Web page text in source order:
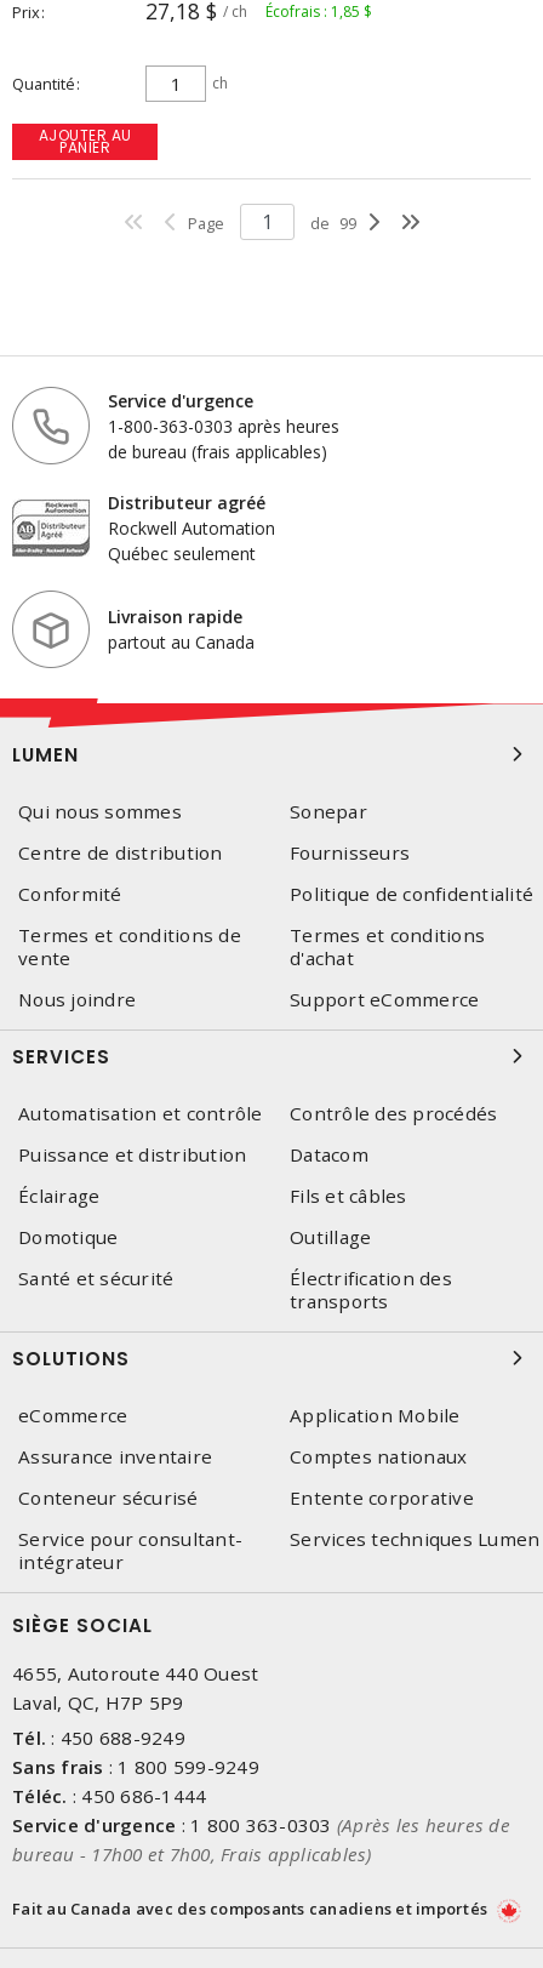
Prix 27,18 $ / ch Écofrais : 1,85 $
Quantité ch
AJOUTER AU
PANIER
Page de 99
Service d'urgence
1-800-363-0303 après heures
de bureau (frais applicables)
Distributeur agréé
Rockwell Automation
Québec seulement
Livraison rapide
partout au Canada
LUMEN
Qui nous sommes
Sonepar
Centre de distribution
Fournisseurs
Conformité
Politique de confidentialité
Termes et conditions de
vente
Termes et conditions
d'achat
Nous joindre
Support eCommerce
SERVICES
Automatisation et contrôle
Contrôle des procédés
Puissance et distribution
Datacom
Éclairage
Fils et câbles
Domotique
Outillage
Santé et sécurité
Électrification des
transports
SOLUTIONS
eCommerce
Application Mobile
Assurance inventaire
Comptes nationaux
Conteneur sécurisé
Entente corporative
Service pour consultant-
intégrateur
Services techniques Lumen
SIÈGE SOCIAL
4655, Autoroute 440 Ouest
Laval, QC, H7P 5P9
Tél. : 450 688-9249
Sans frais : 1 800 599-9249
Téléc. : 450 686-1444
Service d'urgence : 1 800 363-0303 (Après les heures de
bureau - 17h00 et 7h00, Frais applicables)
Fait au Canada avec des composants canadiens et importés